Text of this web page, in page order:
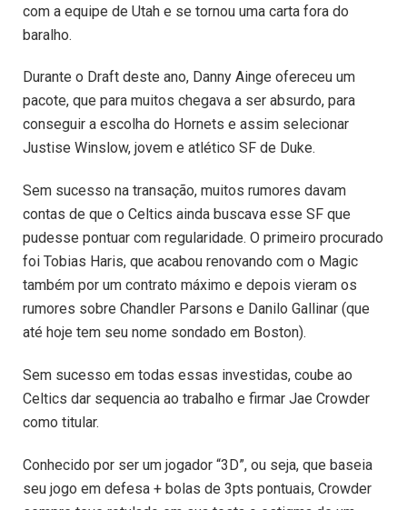
com a equipe de Utah e se tornou uma carta fora do
baralho.
Durante o Draft deste ano, Danny Ainge ofereceu um
pacote, que para muitos chegava a ser absurdo, para
conseguir a escolha do Hornets e assim selecionar
Justise Winslow, jovem e atlético SF de Duke.
Sem sucesso na transação, muitos rumores davam
contas de que o Celtics ainda buscava esse SF que
pudesse pontuar com regularidade. O primeiro procurado
foi Tobias Haris, que acabou renovando com o Magic
também por um contrato máximo e depois vieram os
rumores sobre Chandler Parsons e Danilo Gallinar (que
até hoje tem seu nome sondado em Boston).
Sem sucesso em todas essas investidas, coube ao
Celtics dar sequencia ao trabalho e firmar Jae Crowder
como titular.
Conhecido por ser um jogador “3D”, ou seja, que baseia
seu jogo em defesa + bolas de 3pts pontuais, Crowder